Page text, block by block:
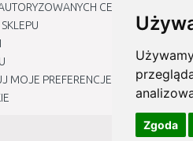
Zgoda
CENTRÓW
MOJE PREFERENCJE DOTYCZĄCE